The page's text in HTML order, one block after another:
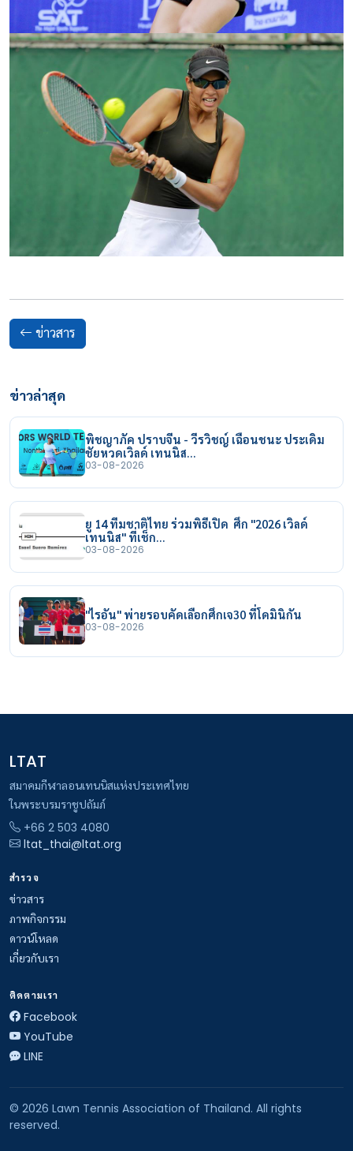
ข่าวสาร
ข่าวล่าสุด
พิชญาภัค ปราบจีน - วีรวิชญ์ เฉือนชนะ ประเดิม
ชัยหวดเวิลด์ เทนนิส…
03-08-2026
ยู 14 ทีมชาติไทย ร่วมพิธีเปิด ศึก "2026 เวิลด์
เทนนิส" ที่เช็ก…
03-08-2026
"ไรอัน" พ่ายรอบคัดเลือกศึกเจ30 ที่โดมินิกัน
03-08-2026
LTAT
สมาคมกีฬาลอนเทนนิสแห่งประเทศไทย
ในพระบรมราชูปถัมภ์
+66 2 503 4080
ltat_thai@ltat.org
สำรวจ
ข่าวสาร
ภาพกิจกรรม
ดาวน์โหลด
เกี่ยวกับเรา
ติดตามเรา
Facebook
YouTube
LINE
© 2026 Lawn Tennis Association of Thailand. All rights
reserved.